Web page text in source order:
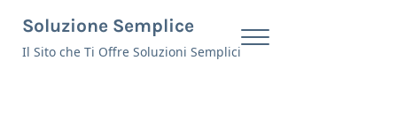
Soluzione Semplice
Il Sito che Ti Offre Soluzioni Semplici
Menu